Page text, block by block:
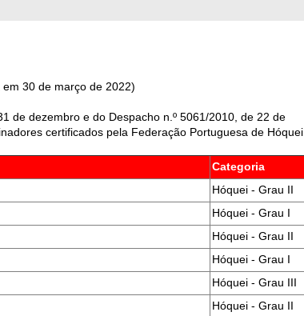
em 30 de março de 2022)
de dezembro e do Despacho n.º 5061/2010, de 22 de
certificados pela Federação Portuguesa de Hóquei.
Categoria
Hóquei - Grau II
Hóquei - Grau I
Hóquei - Grau II
Hóquei - Grau I
Hóquei - Grau III
Hóquei - Grau II